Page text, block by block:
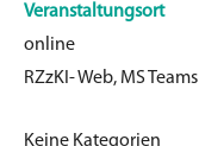
Veranstaltungsort
online
RZzKI- Web, MS
Keine Kategorien